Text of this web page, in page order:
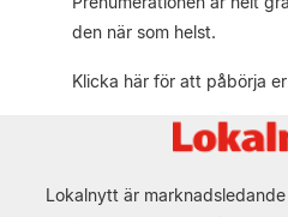
den när som helst.
Klicka här för att påbörja
Lokalnytt är